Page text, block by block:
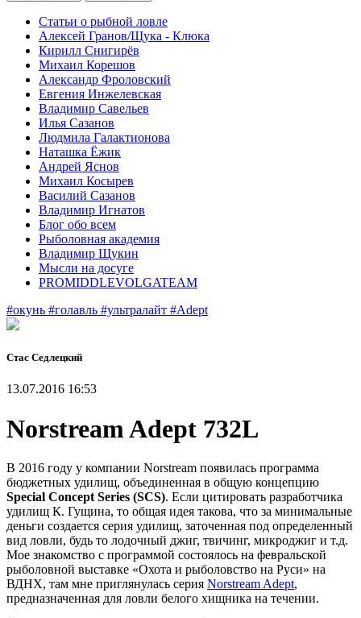
Статьи о рыбной ловле
Алексей Гранов/Щука - Клюка
Кирилл Снигирёв
Михаил Корешов
Александр Фроловский
Евгения Инжелевская
Владимир Савельев
Илья Сазанов
Людмила Галактионова
Наташка Ёжик
Андрей Яснов
Михаил Косырев
Василий Сазанов
Владимир Игнатов
Блог обо всем
Рыболовная академия
Владимир Щукин
Мысли на досуге
PROMIDDLEVOLGATEAM
#окунь #голавль #ультралайт #Adept
Стас Седлецкий
13.07.2016 16:53
Norstream Adept 732L
В 2016 году у компании Norstream появилась программа
бюджетных удилищ, объединенная в общую концепцию
Special Concept Series (SCS). Если цитировать разработчика
удилищ К. Гущина, то общая идея такова, что за минимальные
деньги создается серия удилищ, заточенная под определенный
вид ловли, будь то лодочный джиг, твичинг, микроджиг и т.д.
Мое знакомство с программой состоялось на февральской
рыболовной выставке «Охота и рыболовство на Руси» на
ВДНХ, там мне приглянулась серия Norstream Adept,
предназначенная для ловли белого хищника на течении.